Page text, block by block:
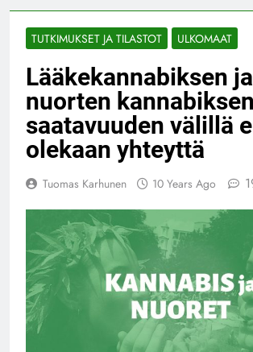
TUTKIMUKSET JA TILASTOT ULKOMAAT
Lääkekannabiksen ja
nuorten kannabiksen
saatavuuden välillä
olekaan yhteyttä
Tuomas Karhunen 10 Years Ago